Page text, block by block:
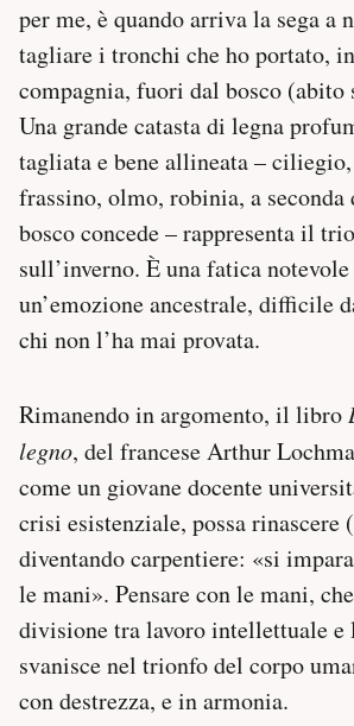
per me, è quando arriva la sega a
tagliare i tronchi che ho portato,
compagnia, fuori dal bosco
Una grande catasta di legna
tagliata e bene allineata –
frassino, olmo, robinia, a
bosco concede – rappresenta il
sull’inverno. È una fatica
un’emozione ancestrale, difficile
chi non l’ha mai provata.
Rimanendo in argomento, il libro
legno, del francese Arthur
come un giovane docente
crisi esistenziale, possa
diventando carpentiere: «si
le mani». Pensare con le mani,
divisione tra lavoro intellettuale e
svanisce nel trionfo del corpo
con destrezza, e in armonia.